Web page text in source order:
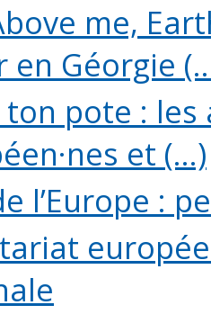
me,
en Géorgie
ton pote :
et (...)
l’Europe :